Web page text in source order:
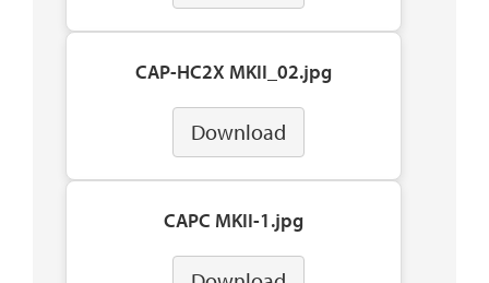
CAP-HC2X MKII_02.jpg
Download
CAPC MKII-1.jpg